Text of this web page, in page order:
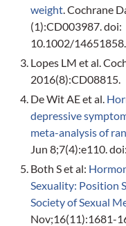
weight . Cochrane
(1):CD003987. doi:
10.1002/
Lopes LM et al.
2016(8):CD08815.
De Wit AE et al.
depressive
meta-analysis of
Jun 8;7(4):e110.
Both S et al:
Sexuality: Position
Society of Sexual
Nov;16(11):1681-